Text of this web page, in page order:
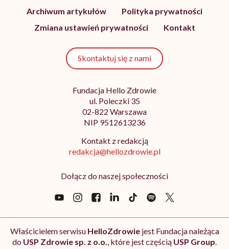
Archiwum artykułów
Polityka prywatności
Zmiana ustawień prywatności
Kontakt
Skontaktuj się z nami
Fundacja Hello Zdrowie
ul. Poleczki 35
02-822 Warszawa
NIP 9512613236
Kontakt z redakcją
redakcja@hellozdrowie.pl
Dołącz do naszej społeczności
Właścicielem serwisu HelloZdrowiejest Fundacja należąca
do USP Zdrowie sp. z o.o., które jest częścią USP Group.